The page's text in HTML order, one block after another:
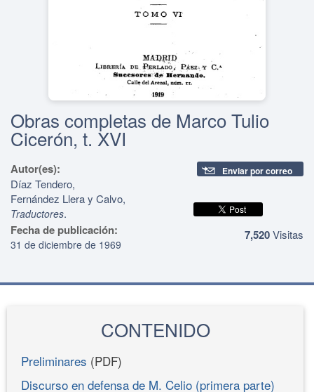
Obras completas de Marco Tulio
Cicerón, t. XVI
Autor(es):
Díaz Tendero,
Fernández Llera y Calvo,
Traductores.
Fecha de publicación:
31 de diciembre de 1969
Enviar por correo
7,520Visitas
CONTENIDO
Preliminares (PDF)
Discurso en defensa de M. Celio (primera parte)